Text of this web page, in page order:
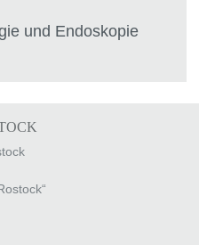
und Endoskopie